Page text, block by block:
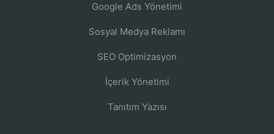
Google Ads Yönetimi
Sosyal Medya Reklamı
SEO Optimizasyon
İçerik Yönetimi
Tanıtım Yazısı